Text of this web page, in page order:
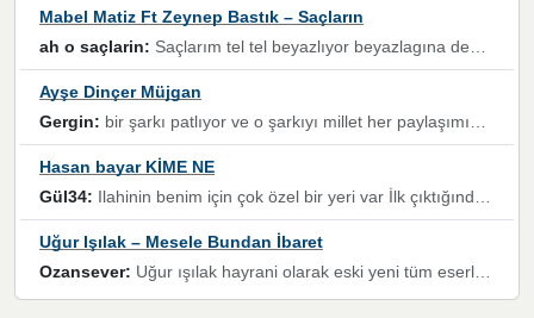
Mabel Matiz Ft Zeynep Bastık – Saçların
ah o saçlarin: Saçlarım tel tel beyazlıyor beyazlagına degil yanımda sen yoksun ona üzülüyorum günler bir bir geçiyor geçen günlere değil sensiz geçen günlere darılıyorum,Dinledikce asla kavusamayacagim ama asla unutamicagim sevdiğim adam için yanar içim
Ayşe Dinçer Müjgan
Gergin: bir şarkı patlıyor ve o şarkıyı millet her paylaşımın altına koyuyor ve öyle bir durum hal alıyor ki şarkıyı dinlemeden şarkıdan bikıyorsun Ama bu enteresan bir şekilde dillere dolanıyor millet olarak seviyoruz dertlerle boğuşurken bir yandan da göbek atmayi))) diyeceklerim bu kadar güzel hoş bir sayfa emeğinize sağlık arkadaşlar kolay gelsin
Hasan bayar KİME NE
Gül34: Ilahinin benim için çok özel bir yeri var İlk çıktığında komşum ne kadar yüksek sesle dinliyorsa orada duymuştum ve YouTube'dan aratıp Bu ilahiyi bulmuştum ve sonra müdavimi oldum günlük Ben de 3-5 kere dinleyip ezberleyip artık ilahiye bende eşlik ediyorum yüksek sesle Allah razı olsun hizmet nimettir Rabbim sizin zahmetlerinize de hayırlı nimetler versin Selam ve dua ile Allah'a emanet olun
Uğur Işılak – Mesele Bundan İbaret
Ozansever: Uğur ışılak hayrani olarak eski yeni tüm eserlerini keyifle huzurla dinleyenlerden birisiyim, emeğine saygı duyan gönül veren bunu en güzel şekilde sevenlerine ulaştıran siz değerli sayfa yöneticilerine de teşekkür ederim